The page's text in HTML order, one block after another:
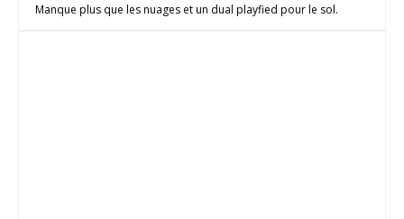
Manque plus que les nuages et un dual playfied pour le sol.